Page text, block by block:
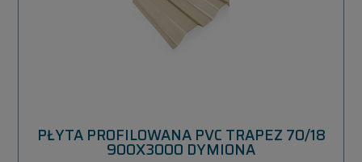
PŁYTA PROFILOWANA PVC TRAPEZ 70/18
900X3000 DYMIONA